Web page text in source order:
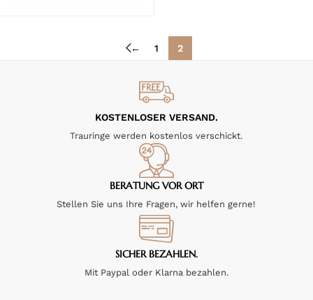
← 1 2
KOSTENLOSER VERSAND.
Trauringe werden kostenlos verschickt.
BERATUNG VOR ORT
Stellen Sie uns Ihre Fragen, wir helfen gerne!
SICHER BEZAHLEN.
Mit Paypal oder Klarna bezahlen.